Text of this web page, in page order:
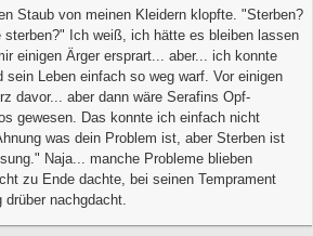
Staub von meinen Kleidern klopfte. "Sterben?
Ich weiß, ich hätte es bleiben lassen
einigen Ärger ersprart... aber... ich konnte
Leben einfach so weg warf. Vor einigen
davor... aber dann wäre Serafins Opf-
gewesen. Das konnte ich einfach nicht
was dein Problem ist, aber Sterben ist
Naja... manche Probleme blieben
zu Ende dachte, bei seinen Temprament
nachgdacht.